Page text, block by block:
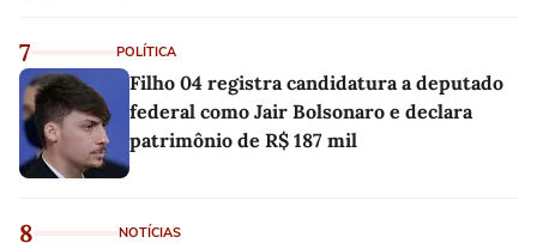
7 POLÍTICA
Filho 04 registra candidatura a deputado
federal como Jair Bolsonaro e declara
patrimônio de R$ 187 mil
8 NOTÍCIAS